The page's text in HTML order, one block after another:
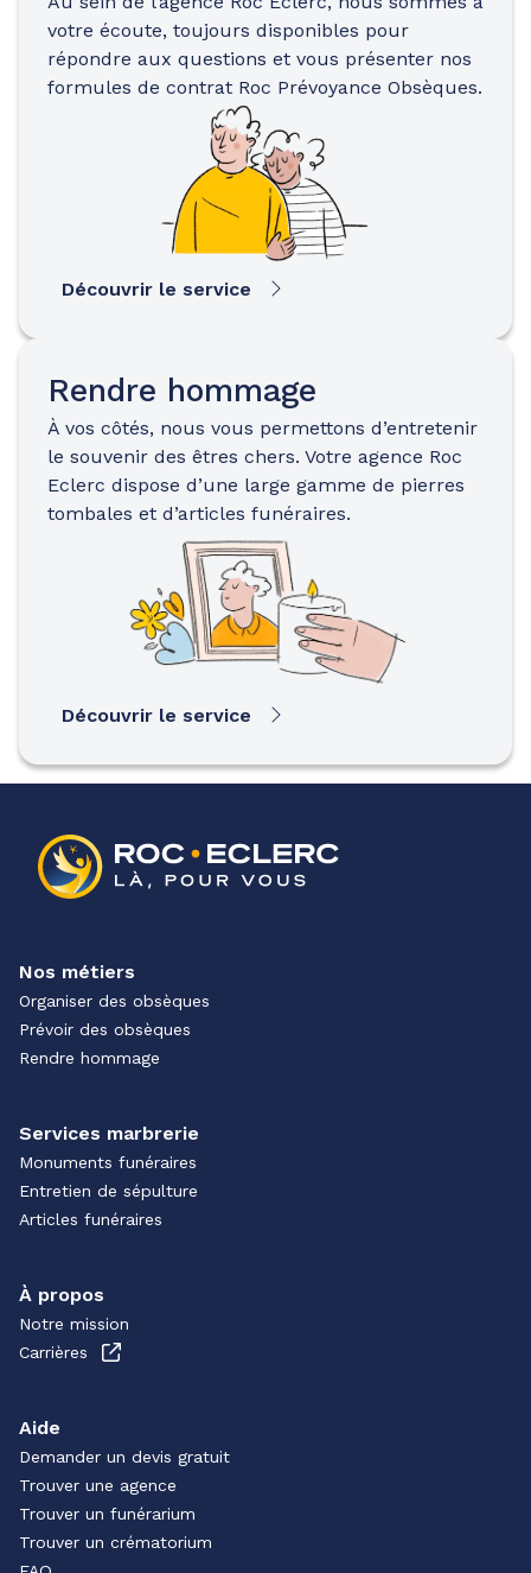
votre écoute, toujours disponibles pour
répondre aux questions et vous présenter nos
formules de contrat Roc Prévoyance Obsèques.
Découvrir le service
Rendre hommage
À vos côtés, nous vous permettons d’entretenir
le souvenir des êtres chers. Votre agence Roc
Eclerc dispose d’une large gamme de pierres
tombales et d’articles funéraires.
Découvrir le service
Nos métiers
Organiser des obsèques
Prévoir des obsèques
Rendre hommage
Services marbrerie
Monuments funéraires
Entretien de sépulture
Articles funéraires
À propos
Notre mission
Carrières
Aide
Demander un devis gratuit
Trouver une agence
Trouver un funérarium
Trouver un crématorium